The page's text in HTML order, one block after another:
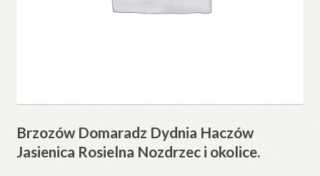
Brzozów Domaradz Dydnia Haczów
Jasienica Rosielna Nozdrzec i okolice.